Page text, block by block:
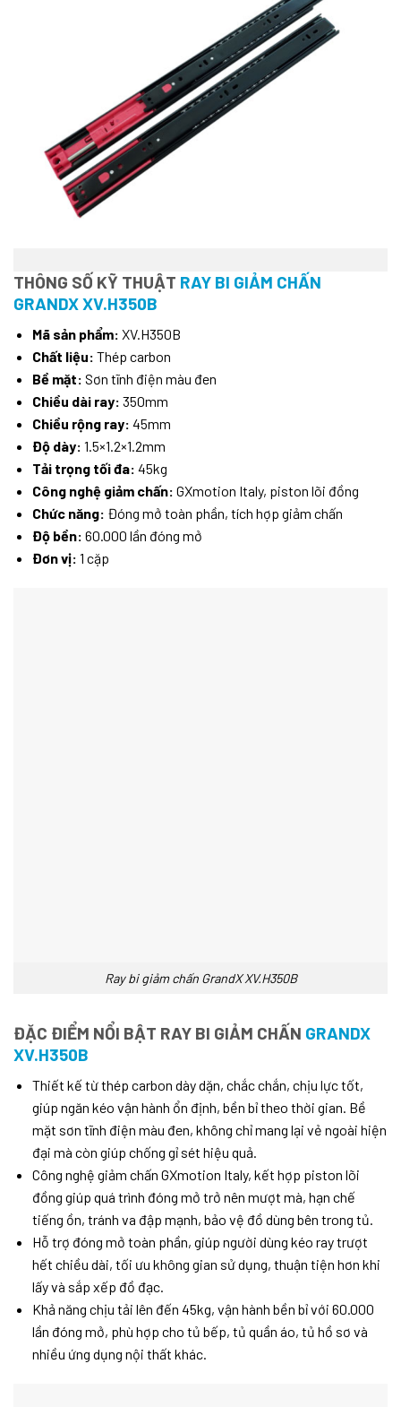
THÔNG SỐ KỸ THUẬT RAY BI GIẢM CHẤN
GRANDX XV.H350B
Mã sản phẩm: XV.H350B
Chất liệu: Thép carbon
Bề mặt: Sơn tĩnh điện màu đen
Chiều dài ray: 350mm
Chiều rộng ray: 45mm
Độ dày: 1.5×1.2×1.2mm
Tải trọng tối đa: 45kg
Công nghệ giảm chấn: GXmotion Italy, piston lõi đồng
Chức năng: Đóng mở toàn phần, tích hợp giảm chấn
Độ bền: 60.000 lần đóng mở
Đơn vị: 1 cặp
Ray bi giảm chấn GrandX XV.H350B
ĐẶC ĐIỂM NỔI BẬT RAY BI GIẢM CHẤN GRANDX
XV.H350B
Thiết kế từ thép carbon dày dặn, chắc chắn, chịu lực tốt,
giúp ngăn kéo vận hành ổn định, bền bỉ theo thời gian. Bề
mặt sơn tĩnh điện màu đen, không chỉ mang lại vẻ ngoài hiện
đại mà còn giúp chống gỉ sét hiệu quả.
Công nghệ giảm chấn GXmotion Italy, kết hợp piston lõi
đồng giúp quá trình đóng mở trở nên mượt mà, hạn chế
tiếng ồn, tránh va đập mạnh, bảo vệ đồ dùng bên trong tủ.
Hỗ trợ đóng mở toàn phần, giúp người dùng kéo ray trượt
hết chiều dài, tối ưu không gian sử dụng, thuận tiện hơn khi
lấy và sắp xếp đồ đạc.
Khả năng chịu tải lên đến 45kg, vận hành bền bỉ với 60.000
lần đóng mở, phù hợp cho tủ bếp, tủ quần áo, tủ hồ sơ và
nhiều ứng dụng nội thất khác.